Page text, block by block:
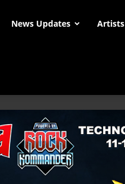
News Updates Artists